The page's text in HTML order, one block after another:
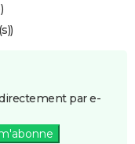
par e-